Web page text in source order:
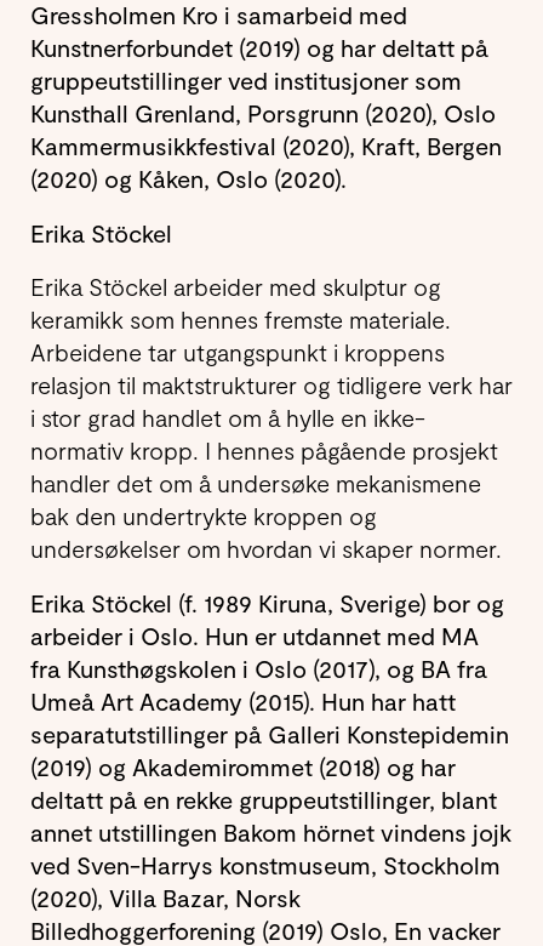
Gressholmen Kro i samarbeid med
Kunstnerforbundet (2019) og har deltatt på
gruppeutstillinger ved institusjoner som
Kunsthall Grenland, Porsgrunn (2020), Oslo
Kammermusikkfestival (2020), Kraft, Bergen
(2020) og Kåken, Oslo (2020).
Erika Stöckel
Erika Stöckel arbeider med skulptur og
keramikk som hennes fremste materiale.
Arbeidene tar utgangspunkt i kroppens
relasjon til maktstrukturer og tidligere verk har
i stor grad handlet om å hylle en ikke-
normativ kropp. I hennes pågående prosjekt
handler det om å undersøke mekanismene
bak den undertrykte kroppen og
undersøkelser om hvordan vi skaper normer.
Erika Stöckel (f. 1989 Kiruna, Sverige) bor og
arbeider i Oslo. Hun er utdannet med MA
fra Kunsthøgskolen i Oslo (2017), og BA fra
Umeå Art Academy (2015). Hun har hatt
separatutstillinger på Galleri Konstepidemin
(2019) og Akademirommet (2018) og har
deltatt på en rekke gruppeutstillinger, blant
annet utstillingen Bakom hörnet vindens jojk
ved Sven-Harrys konstmuseum, Stockholm
(2020), Villa Bazar, Norsk
Billedhoggerforening (2019) Oslo, En vacker